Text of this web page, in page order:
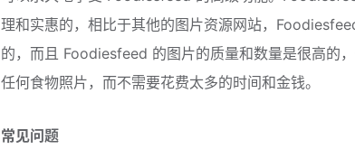
理和实惠的，相比于其他的图片资源网站，
的，而且 Foodiesfeed 的图片的质量和数量是很高的
任何食物照片，而不需要花费太多的时间和金钱。
常见问题